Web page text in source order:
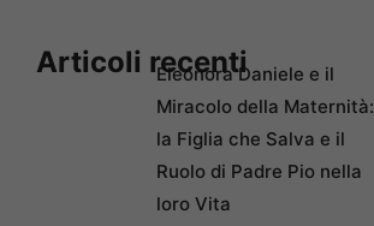
Articoli recentiEleonora Daniele e il
Miracolo della Maternità:
la Figlia che Salva e il
Ruolo di Padre Pio nella
loro Vita